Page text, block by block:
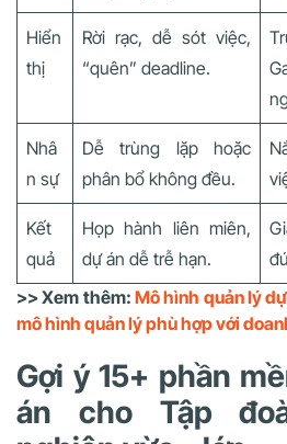
Hiển
thị
Rời rạc, dễ sót việc,
“quên” deadline.
Nhâ
n sự
Dễ trùng lặp hoặc
phân bổ không đều.
Kết
quả
Họp hành liên miên,
dự án dễ trễ hạn.
>> Xem thêm: Mô hình quản lý
mô hình quản lý phù hợp với
Gợi ý 15+ phần
án cho Tập